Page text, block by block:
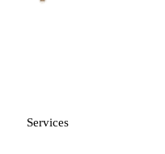
Services